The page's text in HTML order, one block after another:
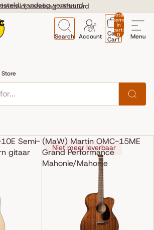
vandaag verstuurd
vandaag verstuurd
Menu
Search Account
Total
items
in
cart:
0
Cart
Cart
Semi-
gitaar
(MaW) Martin OMC-15ME
Grand Performance
Mahonie/Mahonie
Niet meer leverbaar